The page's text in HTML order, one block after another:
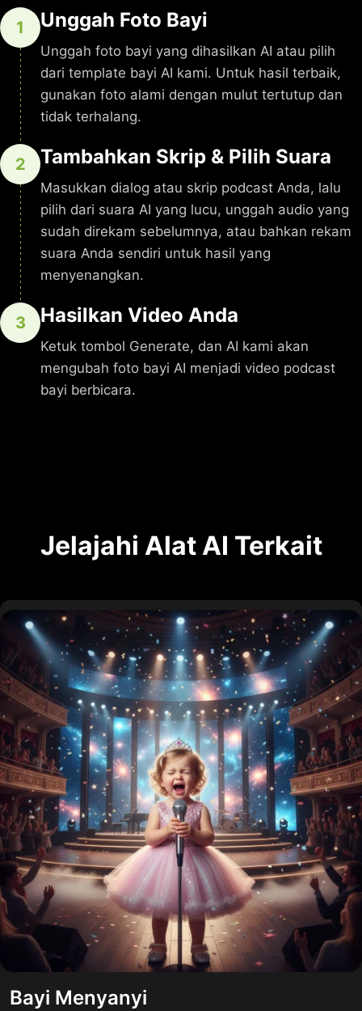
1 Unggah Foto Bayi
Unggah foto bayi yang dihasilkan AI atau pilih
dari template bayi AI kami. Untuk hasil terbaik,
gunakan foto alami dengan mulut tertutup dan
tidak terhalang.
2 Tambahkan Skrip & Pilih Suara
Masukkan dialog atau skrip podcast Anda, lalu
pilih dari suara AI yang lucu, unggah audio yang
sudah direkam sebelumnya, atau bahkan rekam
suara Anda sendiri untuk hasil yang
menyenangkan.
3 Hasilkan Video Anda
Ketuk tombol Generate, dan AI kami akan
mengubah foto bayi AI menjadi video podcast
bayi berbicara.
Jelajahi Alat AI Terkait
Bayi Menyanyi